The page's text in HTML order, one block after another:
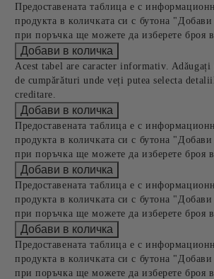
Предоставената таблица е с
продукта в количката си с бутона
при поръчка ще можете да изберете броя
Acest tabel are caracter informativ. Adăugați
de cumpărături unde veți putea selecta
creditare.
Предоставената таблица е с
продукта в количката си с бутона
при поръчка ще можете да изберете броя
Предоставената таблица е с
продукта в количката си с бутона
при поръчка ще можете да изберете броя
Предоставената таблица е с
продукта в количката си с бутона
при поръчка ще можете да изберете броя